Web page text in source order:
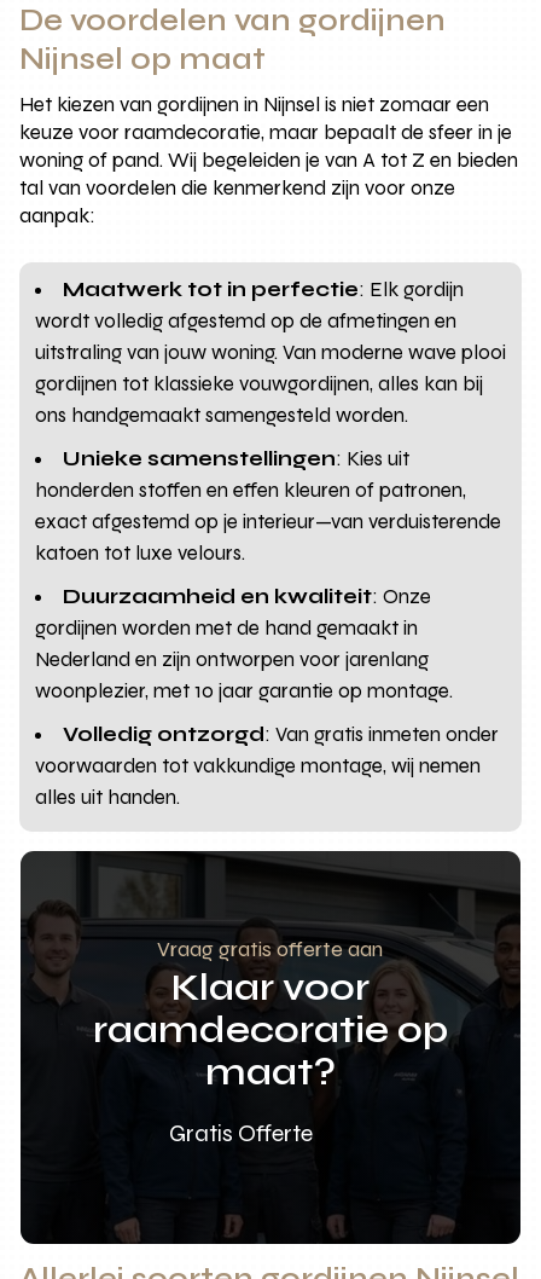
De voordelen van gordijnen
Nijnsel op maat
Het kiezen van gordijnen in Nijnsel is niet zomaar een
keuze voor raamdecoratie, maar bepaalt de sfeer in je
woning of pand. Wij begeleiden je van A tot Z en bieden
tal van voordelen die kenmerkend zijn voor onze
aanpak:
Maatwerk tot in perfectie: Elk gordijn
wordt volledig afgestemd op de afmetingen en
uitstraling van jouw woning. Van moderne wave plooi
gordijnen tot klassieke vouwgordijnen, alles kan bij
ons handgemaakt samengesteld worden.
Unieke samenstellingen: Kies uit
honderden stoffen en effen kleuren of patronen,
exact afgestemd op je interieur—van verduisterende
katoen tot luxe velours.
Duurzaamheid en kwaliteit: Onze
gordijnen worden met de hand gemaakt in
Nederland en zijn ontworpen voor jarenlang
woonplezier, met 10 jaar garantie op montage.
Volledig ontzorgd: Van gratis inmeten onder
voorwaarden tot vakkundige montage, wij nemen
alles uit handen.
Vraag gratis offerte aan
Klaar voor
raamdecoratie op
maat?
Gratis Offerte